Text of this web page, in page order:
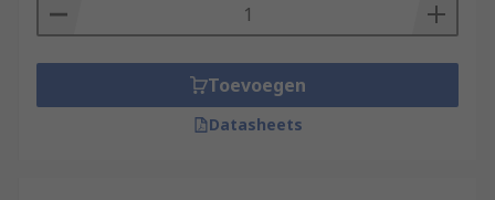
Toevoegen
Datasheets